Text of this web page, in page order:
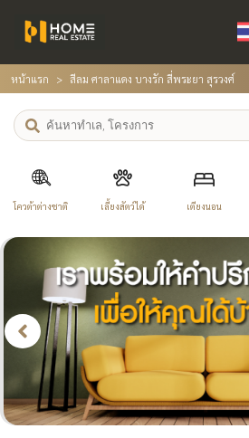
หน้าแรก สีลม ศาลาแดง บางรัก สี่พระยา สุรวงศ์
โควต้าต่างชาติ เลี้ยงสัตว์ได้ เตียงนอน